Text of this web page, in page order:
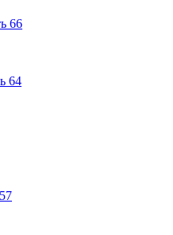
66
64
57